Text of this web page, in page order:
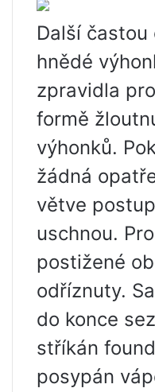
Další
hnědé
zpravidla
formě
výhonků.
žádná
větve
uschnou.
postižené
odříznuty.
do konce
stříkán
posypán